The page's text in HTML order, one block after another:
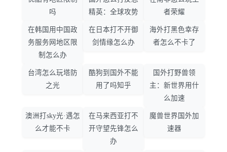
吗
精英：全球攻势
者荣耀
在韩国用中国政
务服务网地区限
制怎么办
在日本打不开御
剑情缘怎么办
海外打黑色幸存
者怎么不卡了
台湾怎么玩塔防
之光
酷狗到国外不能
用了吗知乎
国外打野兽领
主：新世界用什
么加速
澳洲打sky光·遇怎
么才能不卡
在马来西亚打不
开守望先锋怎么
办
魔兽世界国外加
速器